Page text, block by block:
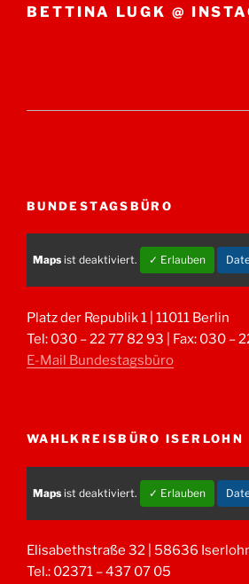
BETTINA LUGK @
BUNDESTAGSBÜRO
Maps ist deaktiviert. ✓ Erlauben
Platz der Republik 1 | 11011 Berlin
Tel: 030 – 22 77 82 93 | Fax: 030 –
E-Mail Bundestagsbüro
WAHLKREISBÜRO ISERLOHN
Maps ist deaktiviert. ✓ Erlauben
Elisabethstraße 32 | 58636
Tel.: 02371 – 437 07 05